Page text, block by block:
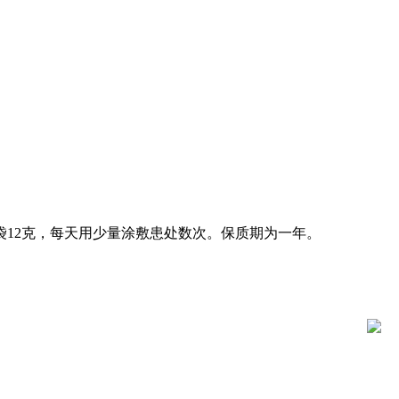
克，每天用少量涂敷患处数次。保质期为一年。